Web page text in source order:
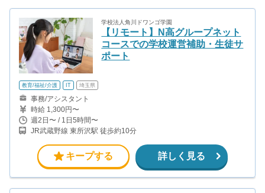
学校法人角川ドワンゴ学園
【リモート】N高グループネット
コースでの学校運営補助・生徒サ
ポート
教育/福祉/介護 IT 埼玉県
事務/アシスタント
時給 1,300円〜
週2日〜 / 1日5時間〜
JR武蔵野線 東所沢駅 徒歩約10分
キープする 詳しく見る